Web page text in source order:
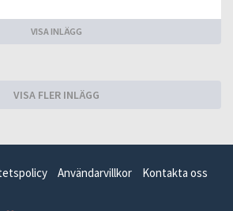
VISA INLÄGG
VISA FLER INLÄGG
Användarvillkor Kontakta oss